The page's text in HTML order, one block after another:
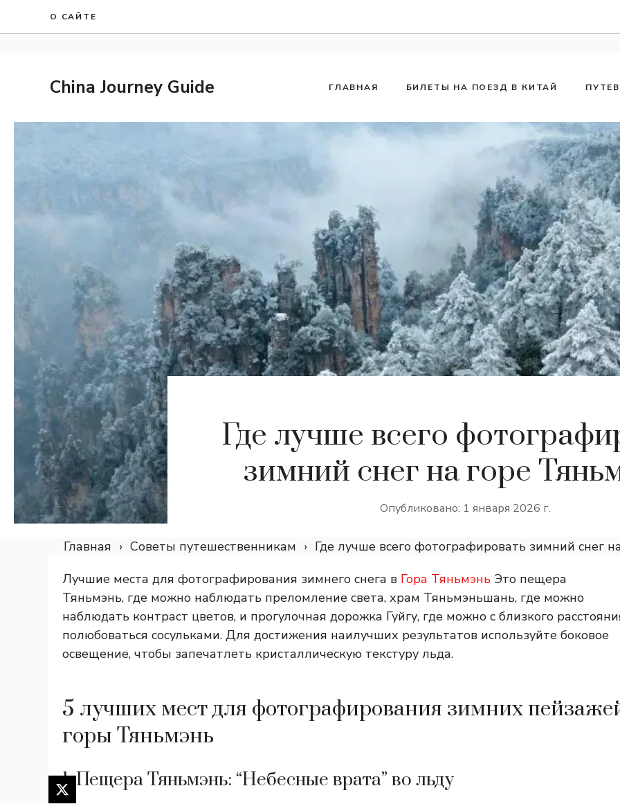
О САЙТЕ
China Journey Guide ГЛАВНАЯ БИЛЕТЫ НА ПОЕЗД В КИТАЙ
Где лучше всего
зимний снег на горе
Опубликовано: 1 января 2026 г.
Главная Советы путешественникам
Где лучше всего фотографировать зимний снег
Лучшие места для фотографирования зимнего снега в Гора Тяньмэнь Это пещера
Тяньмэнь, где можно наблюдать преломление света, храм Тяньмэньшань, где можно
наблюдать контраст цветов, и прогулочная дорожка Гуйгу, где можно с близкого
полюбоваться сосульками. Для достижения наилучших результатов используйте боковое
освещение, чтобы запечатлеть кристаллическую текстуру льда.
5 лучших мест для фотографирования зимних
горы Тяньмэнь
1. Пещера Тяньмэнь: “Небесные врата” во льду